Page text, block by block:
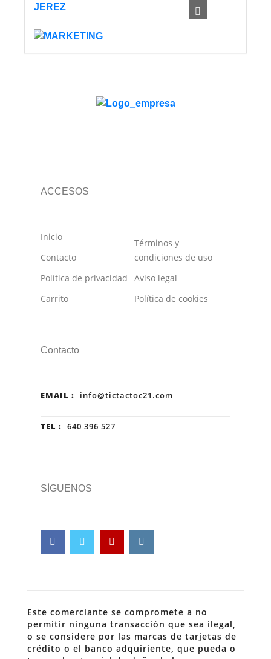
ACCESOS
Inicio
Contacto
Política de privacidad
Carrito
Términos y
condiciones de uso
Aviso legal
Política de cookies
Contacto
EMAIL : info@tictactoc21.com
TEL : 640 396 527
SÍGUENOS
Este comerciante se compromete a no
permitir ninguna transacción que sea ilegal,
o se considere por las marcas de tarjetas de
crédito o el banco adquiriente, que pueda o